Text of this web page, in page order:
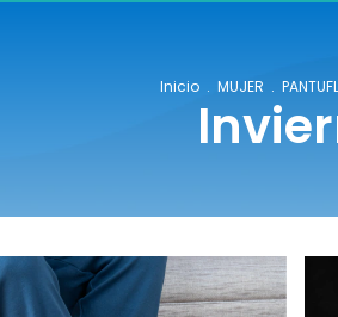
Inicio . MUJER .